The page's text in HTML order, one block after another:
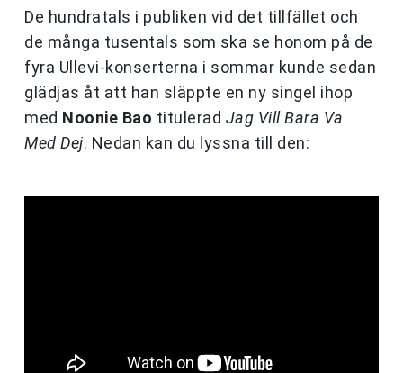
De hundratals i publiken vid det tillfället och
de många tusentals som ska se honom på de
fyra Ullevi-konserterna i sommar kunde sedan
glädjas åt att han släppte en ny singel ihop
med Noonie Bao titulerad Jag Vill Bara Va
Med Dej. Nedan kan du lyssna till den: